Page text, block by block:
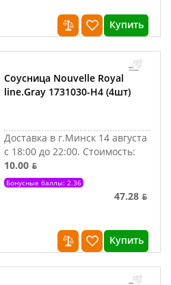
Купить
Соусница Nouvelle Royal
line.Gray 1731030-Н4 (4шт)
Доставка в г.Минск 14 августа
с 18:00 до 22:00. Стоимость:
10.00 ƃ
Бонусные баллы: 2.36
47.28 ƃ
Купить